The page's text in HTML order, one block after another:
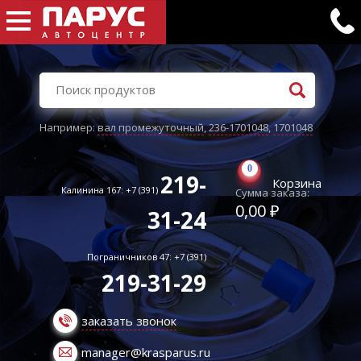
Например:вал промежуточный,236-1701048,1701048
Калинина 167: +7 (391) 219-
31-24
Пограничников 47: +7 (391)
219-31-29
заказать звонок
manager@krasparus.ru
0
Корзина
Сумма заказа:
0,00 ₽